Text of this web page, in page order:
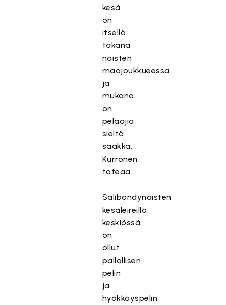
kesä
on
itsellä
takana
naisten
maajoukkueessa
ja
mukana
on
pelaajia
sieltä
saakka,
Kurronen
toteaa.
Salibandynaisten
kesäleireillä
keskiössä
on
ollut
pallollisen
pelin
ja
hyökkäyspelin